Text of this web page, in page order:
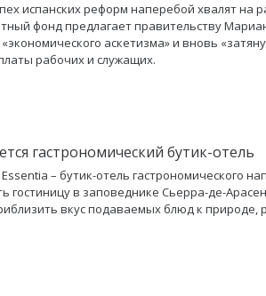
испанских реформ наперебой хвалят на
фонд предлагает правительству
аскетизма» и вновь
рабочих и служащих.
гастрономический бутик-отель
– бутик-отель гастрономического
гостиницу в заповеднике Сьерра-де-
вкус подаваемых блюд к